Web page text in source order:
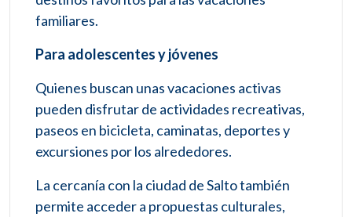
familiares.
Para adolescentes y jóvenes
Quienes buscan unas vacaciones activas
pueden disfrutar de actividades recreativas,
paseos en bicicleta, caminatas, deportes y
excursiones por los alrededores.
La cercanía con la ciudad de Salto también
permite acceder a propuestas culturales,